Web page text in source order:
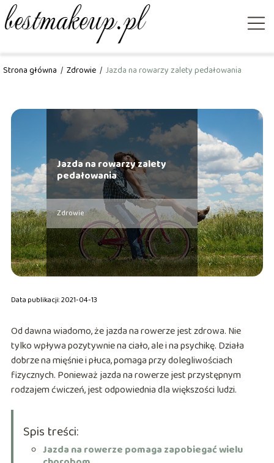
Strona główna / Zdrowie / Jazda na rowarzy zalety pedałowania
Jazda na rowarzy zalety
pedałowania
Zdrowie
Data publikacji: 2021-04-13
Od dawna wiadomo, że jazda na rowerze jest zdrowa. Nie
tylko wpływa pozytywnie na ciało, ale i na psychikę. Działa
dobrze na mięśnie i płuca, pomaga przy dolegliwościach
fizycznych. Ponieważ jazda na rowerze jest przystępnym
rodzajem ćwiczeń, jest odpowiednia dla większości ludzi.
Spis treści:
Jazda na rowerze pomaga zapobiegać wielu